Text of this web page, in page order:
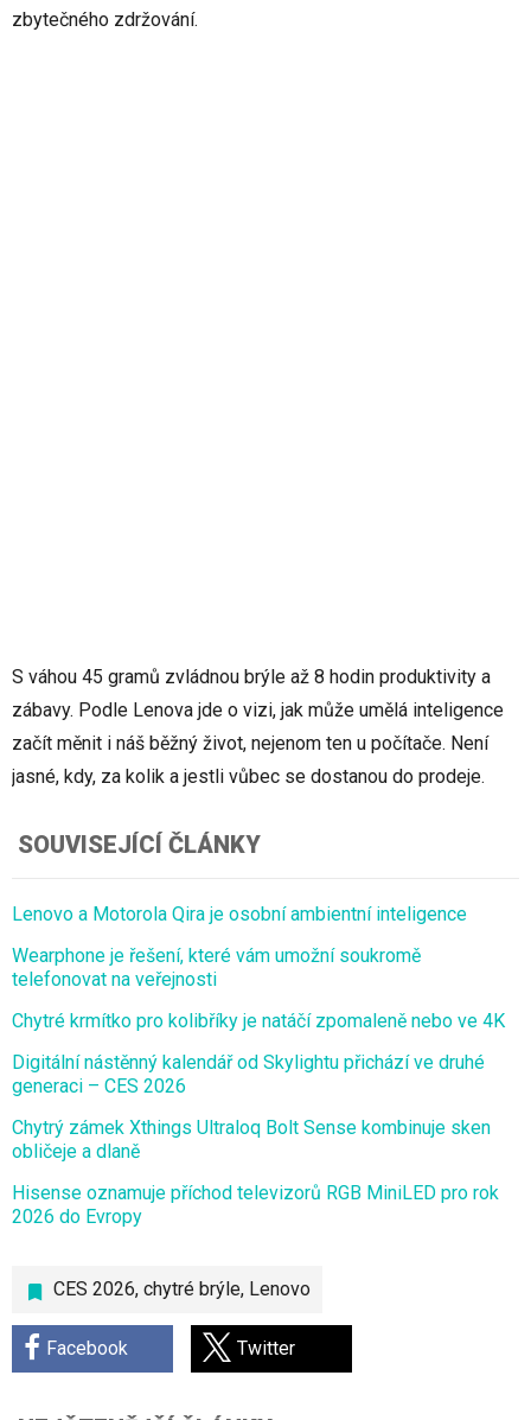
zbytečného zdržování.
S váhou 45 gramů zvládnou brýle až 8 hodin produktivity a
zábavy. Podle Lenova jde o vizi, jak může umělá inteligence
začít měnit i náš běžný život, nejenom ten u počítače. Není
jasné, kdy, za kolik a jestli vůbec se dostanou do prodeje.
CES 2026, chytré brýle, Lenovo
Facebook Twitter
SOUVISEJÍCÍ ČLÁNKY
Lenovo a Motorola Qira je osobní ambientní inteligence
Wearphone je řešení, které vám umožní soukromě
telefonovat na veřejnosti
Chytré krmítko pro kolibříky je natáčí zpomaleně nebo ve 4K
Digitální nástěnný kalendář od Skylightu přichází ve druhé
generaci – CES 2026
Chytrý zámek Xthings Ultraloq Bolt Sense kombinuje sken
obličeje a dlaně
Hisense oznamuje příchod televizorů RGB MiniLED pro rok
2026 do Evropy